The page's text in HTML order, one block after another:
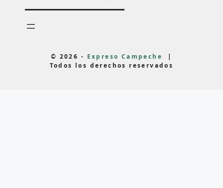
© 2026 - Expreso Campeche
|
Todos los derechos reservados